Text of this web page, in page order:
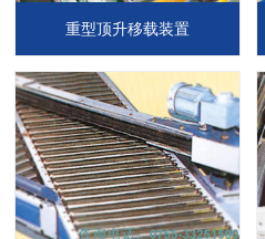
重型顶升移载装置